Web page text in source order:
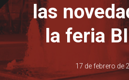
las
la feria
17 de febrero de